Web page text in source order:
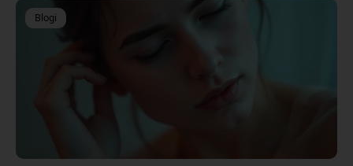
kerromme, miksi Keybudz Elementproof -sarja on paras
valinta AirPodseillesi ja mite
Blogi